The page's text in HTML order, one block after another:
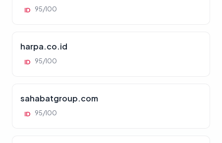
ID 95/100
harpa.co.id
ID 95/100
sahabatgroup.com
ID 95/100